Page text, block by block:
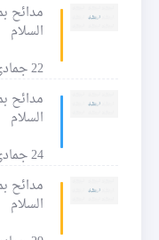
مدائح
السلام
22 جمادى الثانية 1438 للهجرة
مدائح
السلام
24 جمادى الثانية 1438 للهجرة
مدائح
السلام